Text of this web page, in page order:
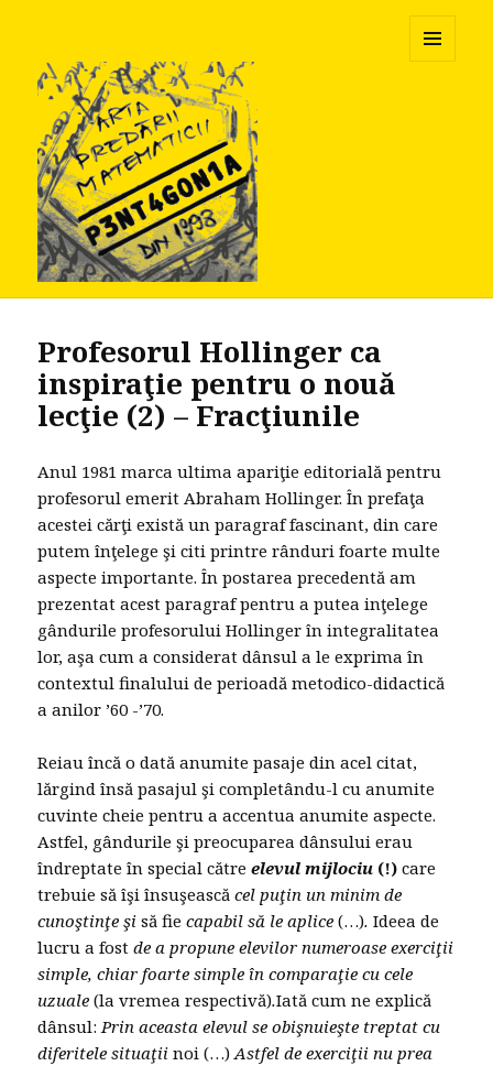
Profesorul Hollinger ca
inspiraţie pentru o nouă
lecţie (2) – Fracţiunile
Anul 1981 marca ultima apariţie editorială pentru
profesorul emerit Abraham Hollinger. În prefaţa
acestei cărţi există un paragraf fascinant, din care
putem înţelege şi citi printre rânduri foarte multe
aspecte importante. În postarea precedentă am
prezentat acest paragraf pentru a putea inţelege
gândurile profesorului Hollinger în integralitatea
lor, aşa cum a considerat dânsul a le exprima în
contextul finalului de perioadă metodico-didactică
a anilor ’60 -’70.
Reiau încă o dată anumite pasaje din acel citat,
lărgind însă pasajul şi completându-l cu anumite
cuvinte cheie pentru a accentua anumite aspecte.
Astfel, gândurile şi preocuparea dânsului erau
îndreptate în special cătreelevul mijlociu (!)care
trebuie să îşi însuşească cel puţin un minim de
cunoştinţe şisă fie capabil să le aplice(…).Ideea de
lucru a fost de a propune elevilor numeroase exerciţii
simple, chiar foarte simple în comparaţie cu cele
uzuale(la vremea respectivă).Iată cum ne explică
dânsul: Prin aceasta elevul se obişnuieşte treptat cu
diferitele situaţiinoi (…)Astfel de exerciţii nu prea